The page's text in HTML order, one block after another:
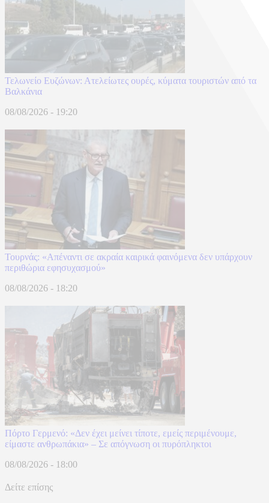
Τελωνείο Ευζώνων: Ατελείωτες ουρές, κύματα τουριστών από τα
Βαλκάνια
08/08/2026 - 19:20
Τουρνάς: «Απέναντι σε ακραία καιρικά φαινόμενα δεν υπάρχουν
περιθώρια εφησυχασμού»
08/08/2026 - 18:20
Πόρτο Γερμενό: «Δεν έχει μείνει τίποτε, εμείς περιμένουμε,
είμαστε ανθρωπάκια» – Σε απόγνωση οι πυρόπληκτοι
08/08/2026 - 18:00
Δείτε επίσης